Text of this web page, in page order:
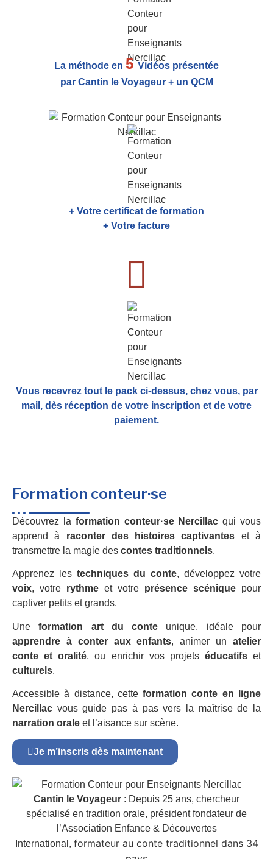
La méthode en 5Vidéos présentée
par Cantin le Voyageur + un QCM
+ Votre certificat de formation
+ Votre facture
Vous recevrez tout le pack ci-dessus, chez vous, par
mail, dès réception de votre inscription et de votre
paiement.
Formation conteur·se
Découvrez la formation conteur·se Nercillac qui vous
apprend à raconter des histoires captivantes et à
transmettre la magie des contes traditionnels.
Apprenez les techniques du conte, développez votre
voix, votre rythme et votre présence scénique pour
captiver petits et grands.
Uneformation art du conte unique, idéale pour
apprendre à conter aux enfants, animer unatelier
conte et oralité, ou enrichir vos projets éducatifset
culturels.
Accessible à distance, cetteformation conte en ligne
Nercillac vous guide pas à pas vers la maîtrise de la
narration orale et l’aisance sur scène.
Je m’inscris dès maintenant
Cantin le Voyageur : Depuis 25 ans, chercheur
spécialisé en tradition orale, président fondateur de
l’Association Enfance & Découvertes
International, formateur au conte traditionnel dans 34